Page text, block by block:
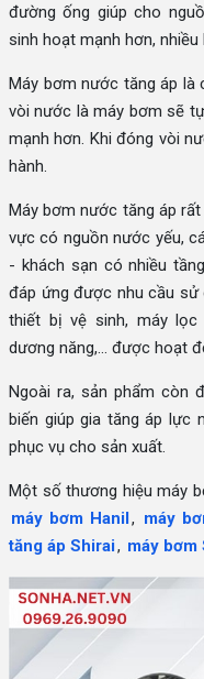
đường ống giúp cho
sinh hoạt mạnh hơn, nhiều
Máy bơm nước tăng áp
vòi nước là máy bơm sẽ
mạnh hơn. Khi đóng vòi
hành.
Máy bơm nước tăng áp
vực có nguồn nước yếu,
- khách sạn có nhiều
đáp ứng được nhu cầu sử
thiết bị vệ sinh, máy lọc
dương năng,... được hoạt
Ngoài ra, sản phẩm còn
biến giúp gia tăng áp lực
phục vụ cho sản xuất.
Một số thương hiệu máy
máy bơm Hanil, máy
tăng áp Shirai, máy bơm